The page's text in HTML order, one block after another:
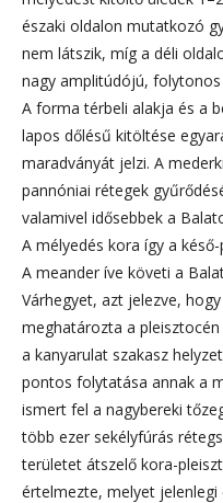
északi oldalon mutatkozó
nem látszik, míg a déli
nagy amplitúdójú,
A forma térbeli alakja és a
lapos dőlésű kitöltése
maradványát jelzi. A
pannóniai rétegek
valamivel idősebbek a
A mélyedés kora így a
A meander íve követi a
Várhegyet, azt jelezve,
meghatározta a
a kanyarulat szakasz
pontos folytatása annak a
ismert fel a nagybereki
több ezer sekélyfúrás
területet átszelő kora-
értelmezte, melyet